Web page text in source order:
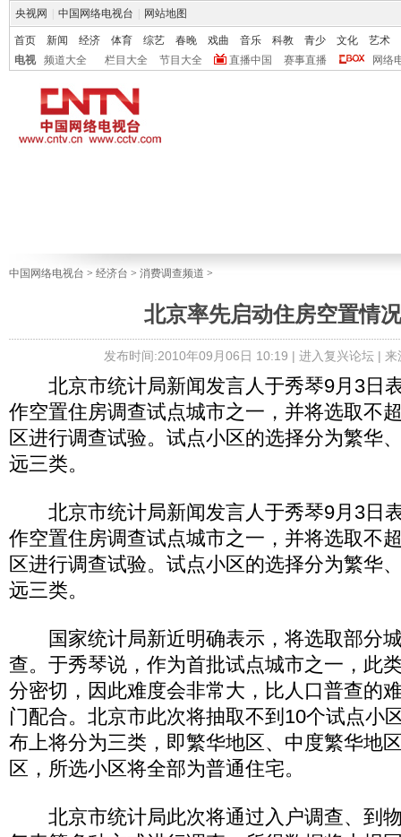
央视网 中国网络电视台 网站地图
首页 新闻 经济 体育 综艺 春晚 戏曲 音乐 科教 青少 文化
艺术
电视
频道大全 栏目大全 节目大全 直播中国 赛事直播 网络
中国网络电视台 > 经济台 > 消费调查频道 >
北京率先启动住房空置情
发布时间:2010年09月06日 10:19 | 进入复兴论坛| 来
北京市统计局新闻发言人于秀琴9月3日
作空置住房调查试点城市之一，并将选取不
区进行调查试验。试点小区的选择分为繁华
远三类。
北京市统计局新闻发言人于秀琴9月3日
作空置住房调查试点城市之一，并将选取不
区进行调查试验。试点小区的选择分为繁华
远三类。
国家统计局新近明确表示，将选取部分
查。于秀琴说，作为首批试点城市之一，此
分密切，因此难度会非常大，比人口普查的
门配合。北京市此次将抽取不到10个试点小
布上将分为三类，即繁华地区、中度繁华地
区，所选小区将全部为普通住宅。
北京市统计局此次将通过入户调查、到